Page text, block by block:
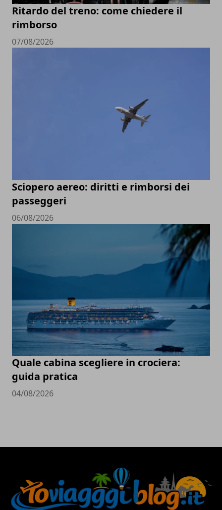
Ritardo del treno: come chiedere il
rimborso
07/08/2026
Sciopero aereo: diritti e rimborsi dei
passeggeri
06/08/2026
Quale cabina scegliere in crociera:
guida pratica
04/08/2026